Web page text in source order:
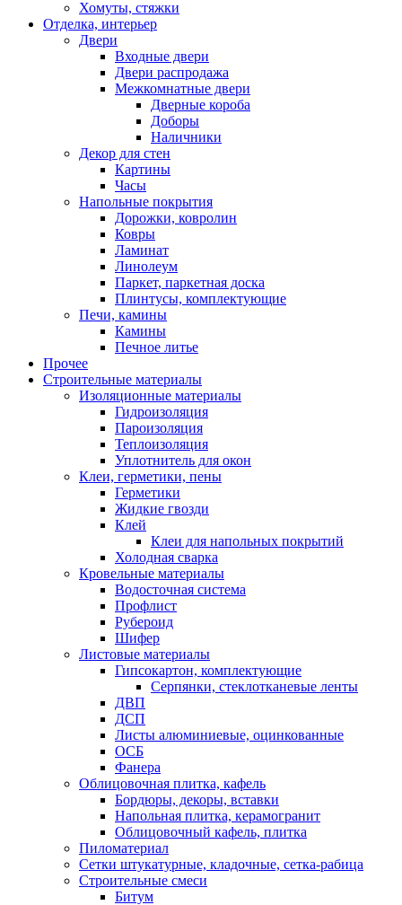
Хомуты, стяжки
Отделка, интерьер
Двери
Входные двери
Двери распродажа
Межкомнатные двери
Дверные короба
Доборы
Наличники
Декор для стен
Картины
Часы
Напольные покрытия
Дорожки, ковролин
Ковры
Ламинат
Линолеум
Паркет, паркетная доска
Плинтусы, комплектующие
Печи, камины
Камины
Печное литье
Прочее
Строительные материалы
Изоляционные материалы
Гидроизоляция
Пароизоляция
Теплоизоляция
Уплотнитель для окон
Клеи, герметики, пены
Герметики
Жидкие гвозди
Клей
Клеи для напольных покрытий
Холодная сварка
Кровельные материалы
Водосточная система
Профлист
Рубероид
Шифер
Листовые материалы
Гипсокартон, комплектующие
Серпянки, стеклотканевые ленты
ДВП
ДСП
Листы алюминиевые, оцинкованные
ОСБ
Фанера
Облицовочная плитка, кафель
Бордюры, декоры, вставки
Напольная плитка, керамогранит
Облицовочный кафель, плитка
Пиломатериал
Сетки штукатурные, кладочные, сетка-рабица
Строительные смеси
Битум